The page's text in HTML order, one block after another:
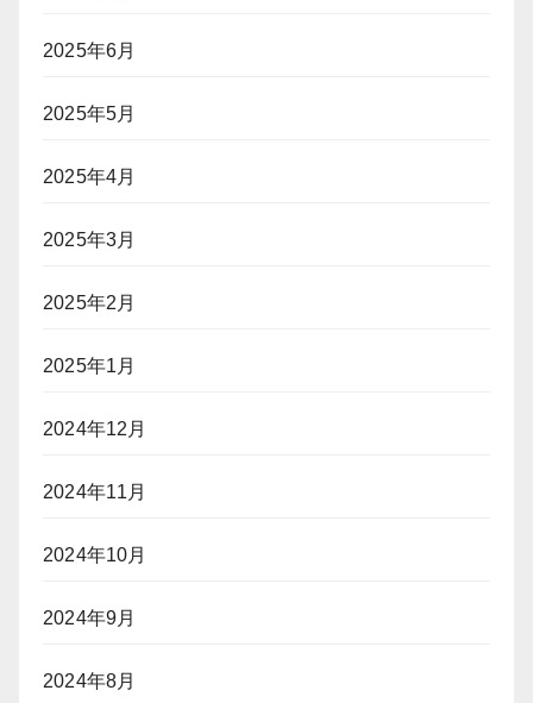
2025年6月
2025年5月
2025年4月
2025年3月
2025年2月
2025年1月
2024年12月
2024年11月
2024年10月
2024年9月
2024年8月